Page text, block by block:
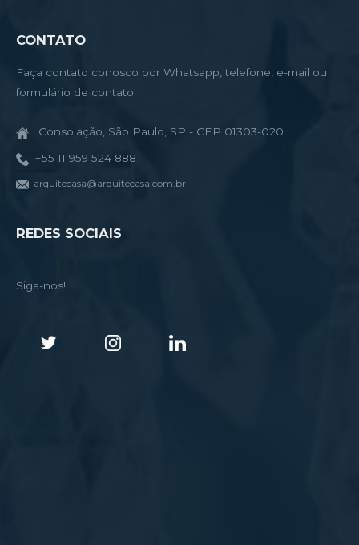
CONTATO
Faça contato conosco por Whatsapp, telefone, e-mail ou
formulário de contato.
Consolação, São Paulo, SP - CEP 01303-020
+55 11 959 524 888
arquitecasa@arquitecasa.com.br
REDES SOCIAIS
Siga-nos!